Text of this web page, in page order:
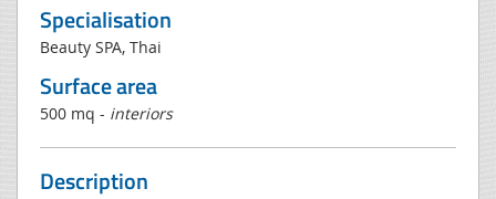
Specialisation
Beauty SPA, Thai
Surface area
500 mq - interiors
Description